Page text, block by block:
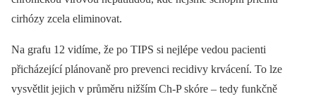
cirhózy zcela eliminovat.
Na grafu 12 vidíme, že po TIPS si nejlépe vedou pacienti
přicházející plánovaně pro prevenci recidivy krvácení. To lze
vysvětlit jejich v průměru nižším Ch-P skóre –⁠ tedy funkčně